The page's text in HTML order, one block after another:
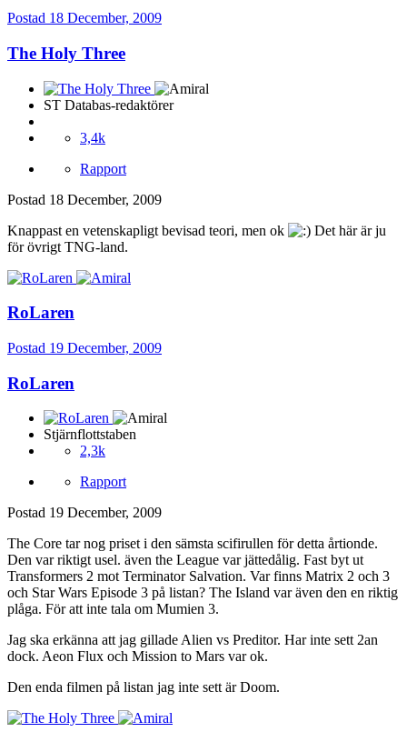
Postad 18 December, 2009
The Holy Three
ST Databas-redaktörer
3,4k
Rapport
Postad 18 December, 2009
Knappast en vetenskapligt bevisad teori, men ok
Det här är ju
för övrigt TNG-land.
RoLaren
Postad 19 December, 2009
RoLaren
Stjärnflottstaben
2,3k
Rapport
Postad 19 December, 2009
The Core tar nog priset i den sämsta scifirullen för detta årtionde.
Den var riktigt usel. även the League var jättedålig. Fast byt ut
Transformers 2 mot Terminator Salvation. Var finns Matrix 2 och 3
och Star Wars Episode 3 på listan? The Island var även den en riktig
plåga. För att inte tala om Mumien 3.
Jag ska erkänna att jag gillade Alien vs Preditor. Har inte sett 2an
dock. Aeon Flux och Mission to Mars var ok.
Den enda filmen på listan jag inte sett är Doom.